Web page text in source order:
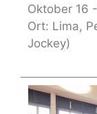
Oktober 16
Ort: Lima,
Jockey)